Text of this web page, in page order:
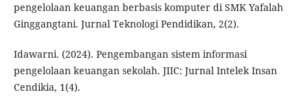
pengelolaan keuangan berbasis komputer di SMK Yafalah
Ginggangtani. Jurnal Teknologi Pendidikan, 2(2).
Idawarni. (2024). Pengembangan sistem informasi
pengelolaan keuangan sekolah. JIIC: Jurnal Intelek Insan
Cendikia, 1(4).